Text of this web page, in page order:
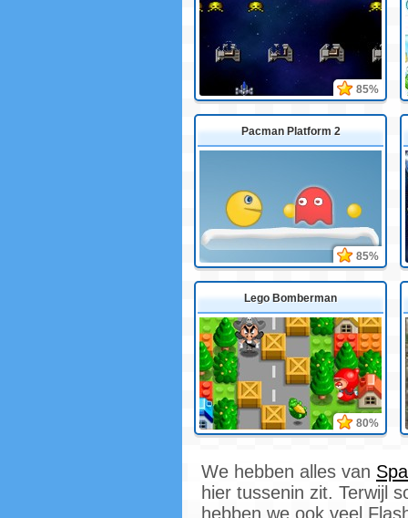
85%
Pacman Platform 2
85%
Lego Bomberman
80%
We hebben alles van
hier tussenin zit. Terwijl
hebben we ook veel